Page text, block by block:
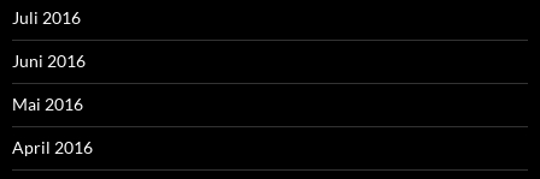
Juli 2016
Juni 2016
Mai 2016
April 2016